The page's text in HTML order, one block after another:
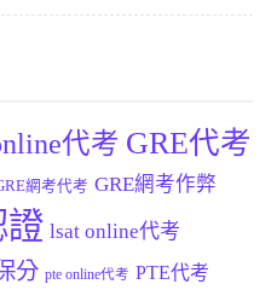
代考 GRE代考
網考代考 GRE網考作弊
證 lsat online代考
分 pte online代考 PTE代考